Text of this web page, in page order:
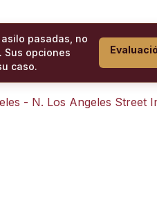
pasadas, no
Sus opciones
caso.
- N. Los Angeles Street